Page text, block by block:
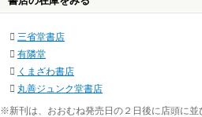
三省堂書店
有隣堂
くまざわ書店
丸善ジュンク堂書店
※新刊は、おおむね発売日の２日後に店頭に並